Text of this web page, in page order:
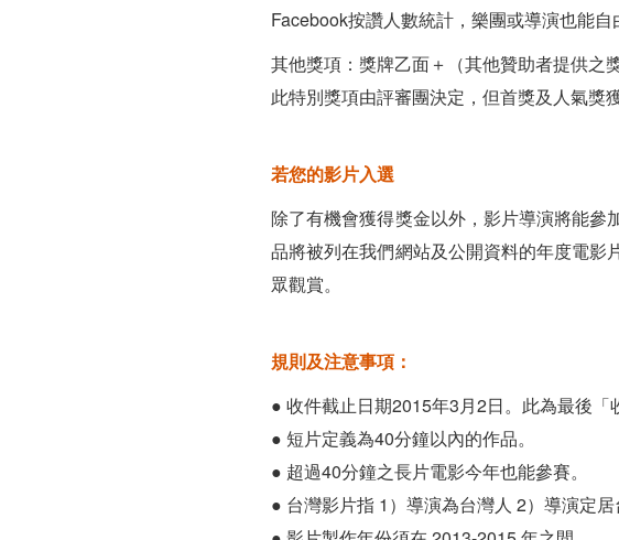
Facebook按讚人數統計，樂團或導演也能自
其他獎項：獎牌乙面＋（其他贊助者提供之
此特別獎項由評審團決定，但首獎及人氣獎
若您的影片入選
除了有機會獲得獎金以外，影片導演將能
品將被列在我們網站及公開資料的年度電
眾觀賞。
規則及注意事項：
● 收件截止日期2015年3月2日。此為最後「
● 短片定義為40分鐘以內的作品。
● 超過40分鐘之長片電影今年也能參賽。
● 台灣影片指 1）導演為台灣人 2）導演定